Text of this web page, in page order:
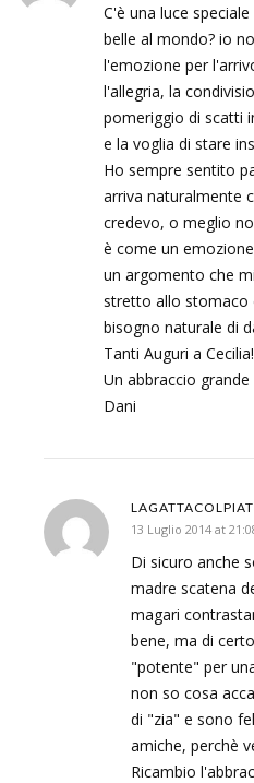
C'è una luce
belle al mondo? io
l'emozione per
l'allegria, la
pomeriggio di scatti
e la voglia di stare
Ho sempre sentito
arriva naturalmente
credevo, o meglio
è come un
un argomento che
stretto allo stomaco
bisogno naturale di
Tanti Auguri a
Un abbraccio grande
Dani
13 Luglio 2014 at
Di sicuro anche
madre scatena
magari
bene, ma di
"potente" per
non so cosa
di "zia" e sono
amiche, perchè
Ricambio